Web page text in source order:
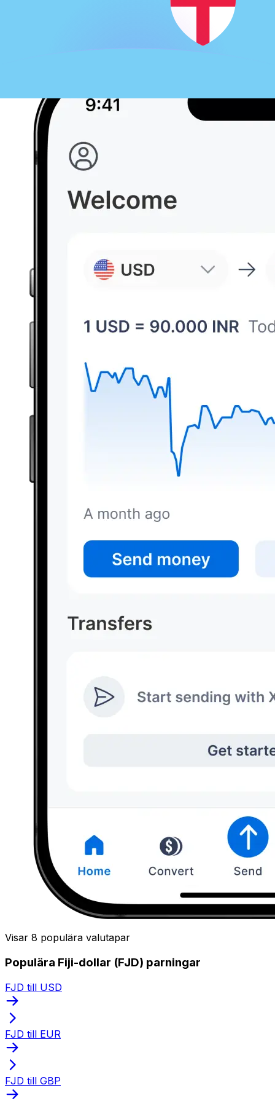
Visar 8 populära valutapar
Populära Fiji-dollar (FJD) parningar
FJD till USD
FJD till EUR
FJD till GBP